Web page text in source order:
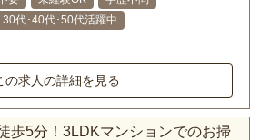
30代･40代･50代活躍中
の求人の詳細を見る
歩5分！3LDKマンションでのお掃